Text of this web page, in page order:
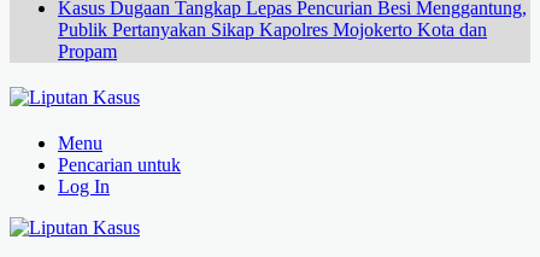
Kasus Dugaan Tangkap Lepas Pencurian Besi Menggantung,
Publik Pertanyakan Sikap Kapolres Mojokerto Kota dan
Propam
Menu
Pencarian untuk
Log In